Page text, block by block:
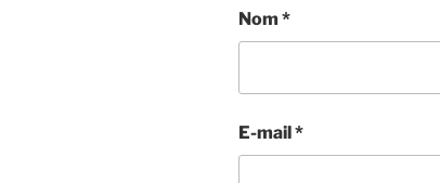
Nom *
E-mail*